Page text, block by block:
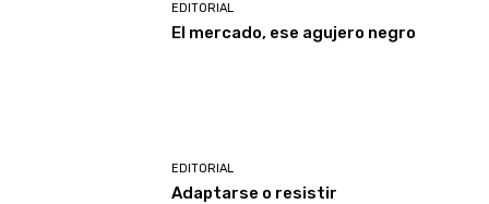
EDITORIAL
El mercado, ese agujero negro
EDITORIAL
Adaptarse o resistir